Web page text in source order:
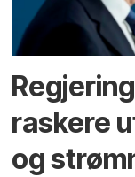
raskere
og